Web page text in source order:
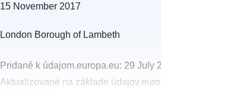
15 November 2017
London Borough of Lambeth
Pridané k údajom.europa.eu: 29 July 2026
Aktualizované na základe údajov.europa.eu: